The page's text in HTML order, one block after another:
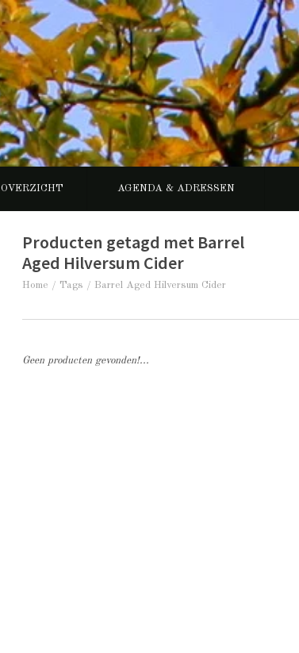
OVERZICHT AGENDA & ADRESSEN
Producten getagd met Barrel
Aged Hilversum Cider
Home / Tags / Barrel Aged Hilversum Cider
Geen producten gevonden!...